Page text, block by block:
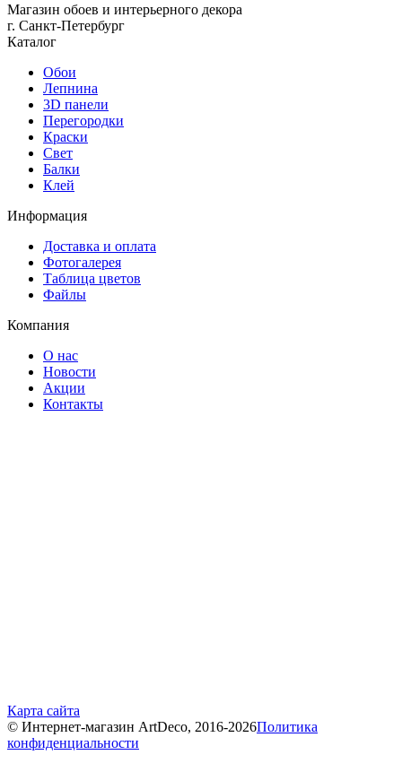
Магазин обоев и интерьерного декора
г. Санкт-Петербург
Каталог
Обои
Лепнина
3D панели
Перегородки
Краски
Свет
Балки
Клей
Информация
Доставка и оплата
Фотогалерея
Таблица цветов
Файлы
Компания
О нас
Новости
Акции
Контакты
Карта сайта
© Интернет-магазин ArtDeco, 2016-2026Политика
конфиденциальности